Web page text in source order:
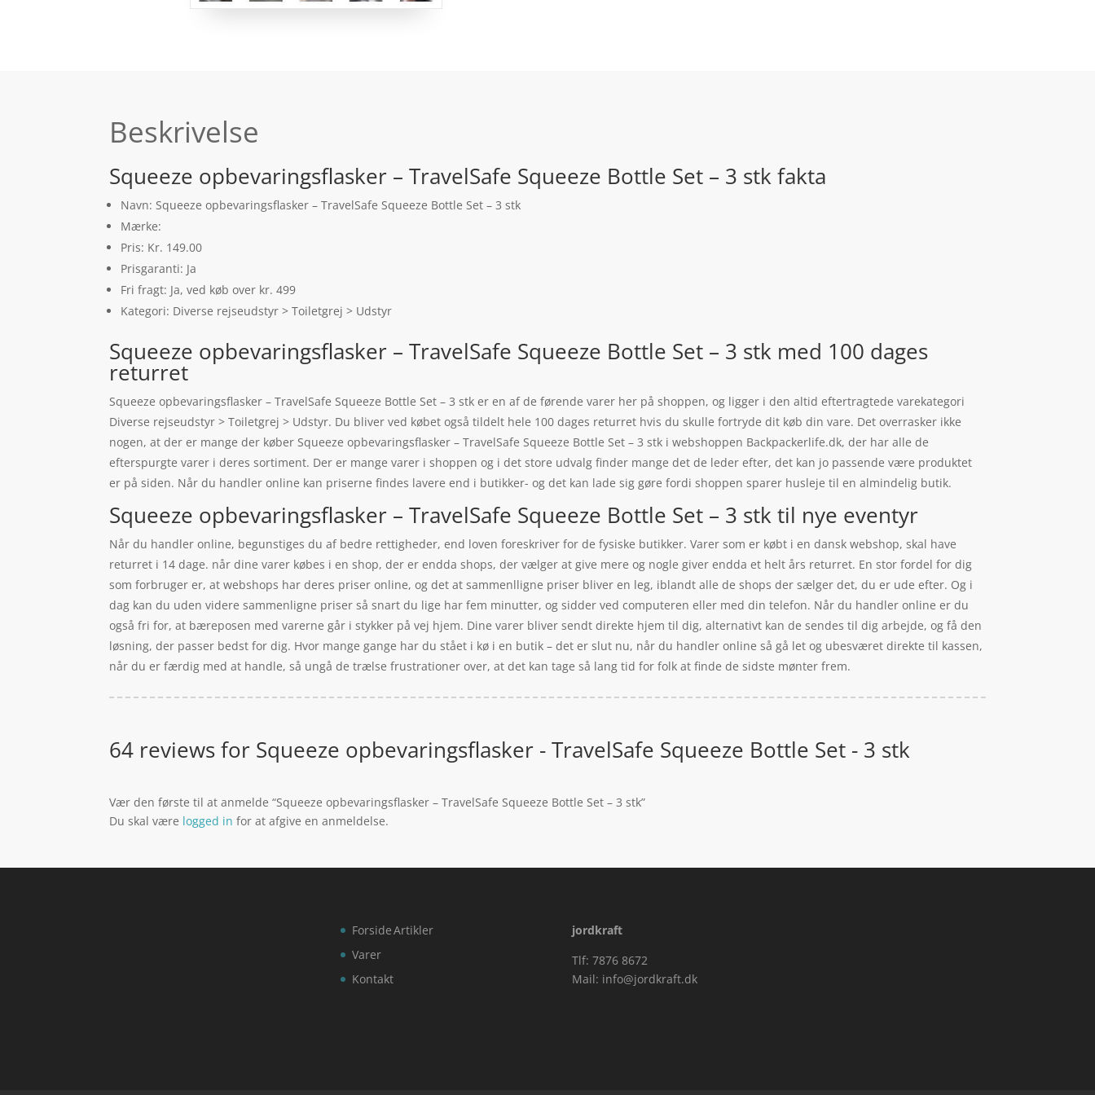
Beskrivelse
Squeeze opbevaringsflasker – TravelSafe Squeeze Bottle Set – 3 stk fakta
Navn: Squeeze opbevaringsflasker – TravelSafe Squeeze Bottle Set – 3 stk
Mærke:
Pris: Kr. 149.00
Prisgaranti: Ja
Fri fragt: Ja, ved køb over kr. 499
Kategori: Diverse rejseudstyr > Toiletgrej > Udstyr
Squeeze opbevaringsflasker – TravelSafe Squeeze Bottle Set – 3 stk med 100 dages
returret
Squeeze opbevaringsflasker – TravelSafe Squeeze Bottle Set – 3 stk er en af de førende varer her på shoppen, og ligger i den altid eftertragtede varekategori
Diverse rejseudstyr > Toiletgrej > Udstyr. Du bliver ved købet også tildelt hele 100 dages returret hvis du skulle fortryde dit køb din vare. Det overrasker ikke
nogen, at der er mange der køber Squeeze opbevaringsflasker – TravelSafe Squeeze Bottle Set – 3 stk i webshoppen Backpackerlife.dk, der har alle de
efterspurgte varer i deres sortiment. Der er mange varer i shoppen og i det store udvalg finder mange det de leder efter, det kan jo passende være produktet
er på siden. Når du handler online kan priserne findes lavere end i butikker- og det kan lade sig gøre fordi shoppen sparer husleje til en almindelig butik.
Squeeze opbevaringsflasker – TravelSafe Squeeze Bottle Set – 3 stk til nye eventyr
Når du handler online, begunstiges du af bedre rettigheder, end loven foreskriver for de fysiske butikker. Varer som er købt i en dansk webshop, skal have
returret i 14 dage. når dine varer købes i en shop, der er endda shops, der vælger at give mere og nogle giver endda et helt års returret. En stor fordel for dig
som forbruger er, at webshops har deres priser online, og det at sammenlligne priser bliver en leg, iblandt alle de shops der sælger det, du er ude efter. Og i
dag kan du uden videre sammenligne priser så snart du lige har fem minutter, og sidder ved computeren eller med din telefon. Når du handler online er du
også fri for, at bæreposen med varerne går i stykker på vej hjem. Dine varer bliver sendt direkte hjem til dig, alternativt kan de sendes til dig arbejde, og få den
løsning, der passer bedst for dig. Hvor mange gange har du stået i kø i en butik – det er slut nu, når du handler online så gå let og ubesværet direkte til kassen,
når du er færdig med at handle, så ungå de trælse frustrationer over, at det kan tage så lang tid for folk at finde de sidste mønter frem.
64 reviews for Squeeze opbevaringsflasker - TravelSafe Squeeze Bottle Set - 3 stk
Vær den første til at anmelde “Squeeze opbevaringsflasker – TravelSafe Squeeze Bottle Set – 3 stk”
Du skal være logged in for at afgive en anmeldelse.
Forside
Varer
Kontakt
Artikler
jordkraft
Tlf: 7876 8672
Mail: info@jordkraft.dk